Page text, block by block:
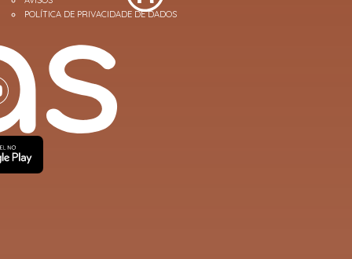
POLÍTICA DE PRIVACIDADE DE DADOS